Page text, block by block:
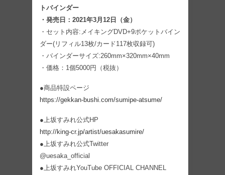
トバインダー
・発売日：2021年3月12日（金）
・セット内容:メイキングDVD+9ポケットバイン
ダー(リフィル13枚/カード117枚収録可)
・バインダーサイズ:260mm×320mm×40mm
・価格：1個5000円（税抜）
●商品特設ページ
https://gekkan-bushi.com/sumipe-atsume/
●上坂すみれ公式HP
http://king-cr.jp/artist/uesakasumire/
●上坂すみれ公式Twitter
@uesaka_official
●上坂すみれYouTube OFFICIAL CHANNEL